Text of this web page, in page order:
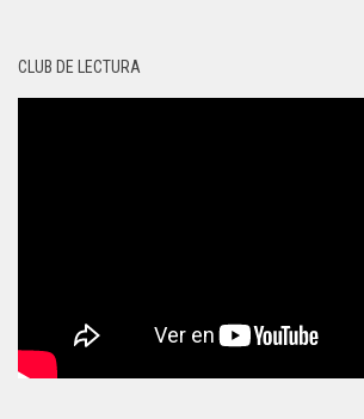
CLUB DE LECTURA